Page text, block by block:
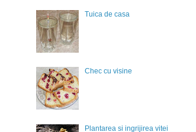
Tuica de casa
Chec cu visine
Plantarea si ingrijirea vitei